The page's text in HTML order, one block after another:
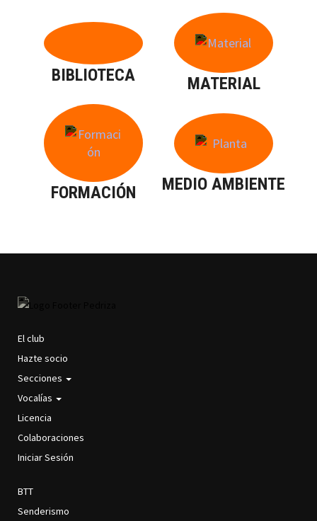
BIBLIOTECA MATERIAL
FORMACIÓN MEDIO AMBIENTE
MAIN
NAVIGATION
El club
Hazte socio
Secciones
Vocalías
Licencia
Colaboraciones
Iniciar Sesión
SECCIONES
BTT
Senderismo